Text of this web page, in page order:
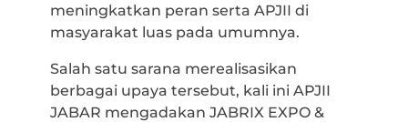
meningkatkan peran serta APJII di
masyarakat luas pada umumnya.
Salah satu sarana merealisasikan
berbagai upaya tersebut, kali ini APJII
JABAR mengadakan JABRIX EXPO &